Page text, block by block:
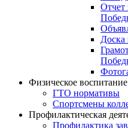
Отчет
Физическое воспитание
ГТО нормативы
Спортсмены
Профилактическая
Профилактика